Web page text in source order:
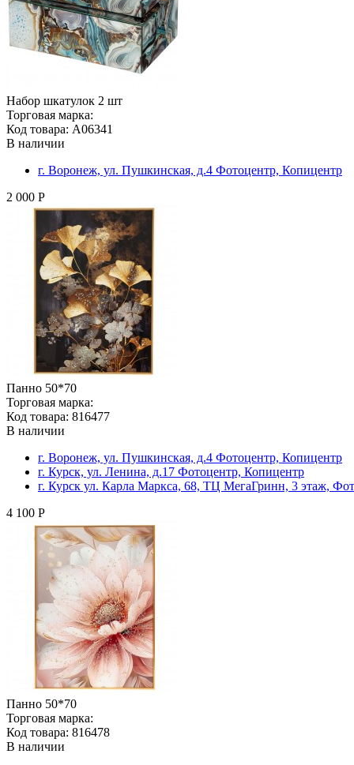
Набор шкатулок 2 шт
Торговая марка:
Код товара: A06341
В наличии
г. Воронеж, ул. Пушкинская, д.4 Фотоцентр, Копицентр
2 000 Р
Панно 50*70
Торговая марка:
Код товара: 816477
В наличии
г. Воронеж, ул. Пушкинская, д.4 Фотоцентр, Копицентр
г. Курск, ул. Ленина, д.17 Фотоцентр, Копицентр
г. Курск ул. Карла Маркса, 68, ТЦ МегаГринн, 3 этаж,
4 100 Р
Панно 50*70
Торговая марка:
Код товара: 816478
В наличии